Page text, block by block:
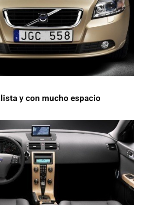
y con mucho espacio